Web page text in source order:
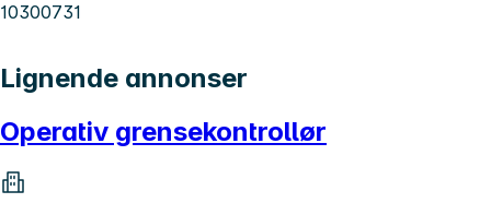
10300731
Lignende annonser
Operativ grensekontrollør